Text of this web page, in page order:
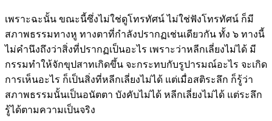
เพราะฉะนั้น ขณะนี้ซึ่งไม่ใช่ดูโทรทัศน์ ไม่ใช่ฟังโทรทัศน์ ก็มี
สภาพธรรมทางหู ทางตาที่กำลังปรากฏเช่นเดียวกัน ทั้ง ๖ ทางนี้
ไม่คำนึงถึงว่าสิ่งที่ปรากฏเป็นอะไร เพราะว่าหลีกเลี่ยงไม่ได้ มี
กรรมทำให้จักขุปสาทเกิดขึ้น จะกระทบกับรูปารมณ์อะไร จะเกิด
การเห็นอะไร ก็เป็นสิ่งที่หลีกเลี่ยงไม่ได้ แต่เมื่อสติระลึก ก็รู้ว่า
สภาพธรรมนั้นเป็นอนัตตา บังคับไม่ได้ หลีกเลี่ยงไม่ได้ แต่ระลึก
รู้ได้ตามความเป็นจริง